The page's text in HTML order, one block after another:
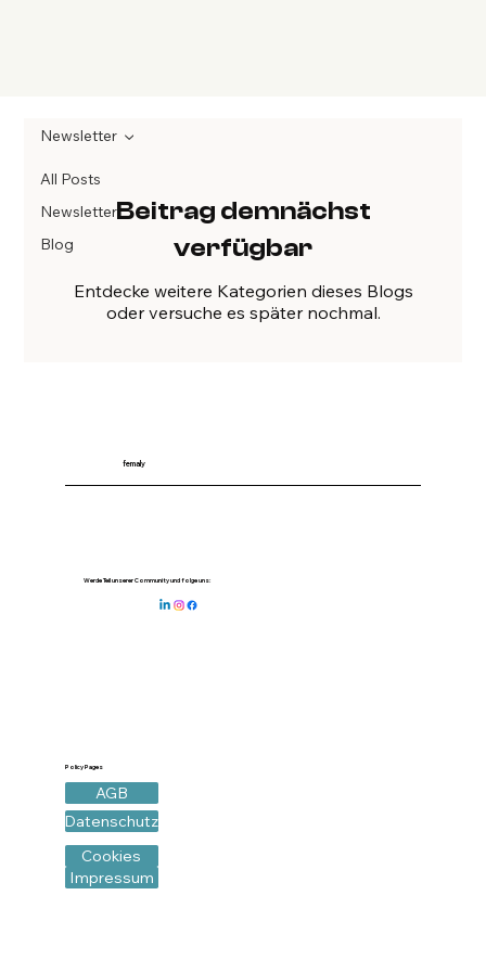
All Posts
Newsletter
Blog
Newsletter
Beitrag demnächst
verfügbar
Entdecke weitere Kategorien dieses Blogs
oder versuche es später nochmal.
femaly
Werde Teil unserer Community und folge uns:
Policy Pages
AGB
Datenschutz
Cookies
Impressum